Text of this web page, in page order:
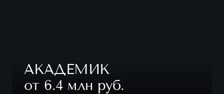
АКАДЕМИК
от 6.4 млн руб.